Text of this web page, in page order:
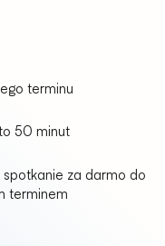
terminu
50 minut
spotkanie za darmo do
terminem